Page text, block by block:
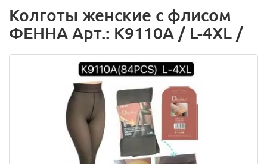
Колготы женские с флисом
ФЕННА Арт.: K9110A / L-4XL /